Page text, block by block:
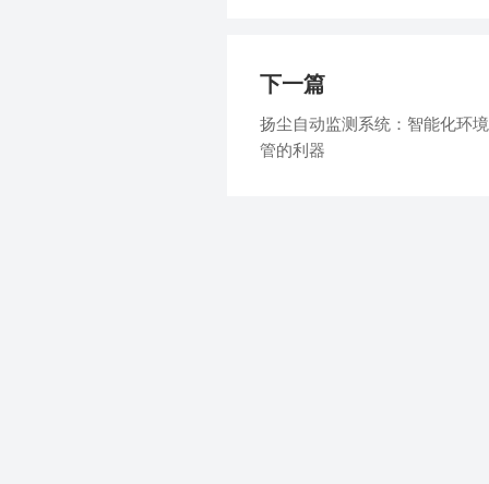
下一篇
扬尘自动监测系统：智能化环
管的利器